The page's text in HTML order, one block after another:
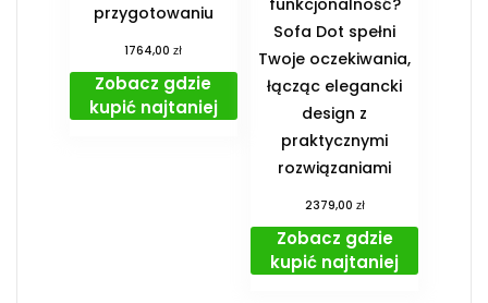
przygotowaniu
1764,00zł
Zobacz gdzie
kupić najtaniej
funkcjonalność?
Sofa Dot spełni
Twoje oczekiwania,
łącząc elegancki
design z
praktycznymi
rozwiązaniami
2379,00 zł
Zobacz gdzie
kupić najtaniej